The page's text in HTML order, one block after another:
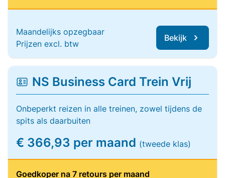
Maandelijks opzegbaar
Prijzen excl. btw
Bekijk
NS Business Card Trein Vrij
Onbeperkt reizen in alle treinen, zowel tijdens de
spits als daarbuiten
€ 366,93 per maand (tweede klas)
Goedkoper na 7 retours per maand